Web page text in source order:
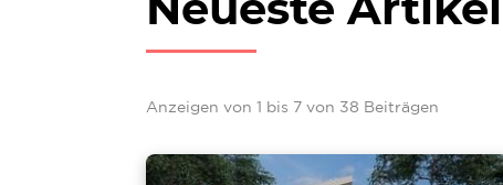
Neueste Artikel
Anzeigen von 1 bis 7 von 38 Beiträgen